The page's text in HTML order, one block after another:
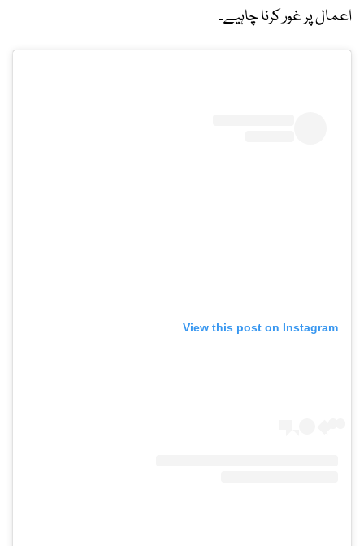
اعمال پر غور کرنا چاہیے۔
View this post on Instagram